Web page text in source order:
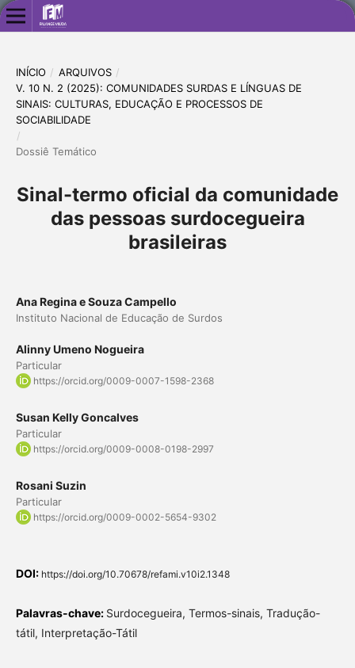
INÍCIO / ARQUIVOS /
V. 10 N. 2 (2025): COMUNIDADES SURDAS E LÍNGUAS DE
SINAIS: CULTURAS, EDUCAÇÃO E PROCESSOS DE
SOCIABILIDADE
/
Dossiê Temático
Sinal-termo oficial da comunidade
das pessoas surdocegueira
brasileiras
Ana Regina e Souza Campello
Instituto Nacional de Educação de Surdos
Alinny Umeno Nogueira
Particular
https://orcid.org/0009-0007-1598-2368
Susan Kelly Goncalves
Particular
https://orcid.org/0009-0008-0198-2997
Rosani Suzin
Particular
https://orcid.org/0009-0002-5654-9302
DOI: https://doi.org/10.70678/refami.v10i2.1348
Palavras-chave: Surdocegueira, Termos-sinais, Tradução-
tátil, Interpretação-Tátil